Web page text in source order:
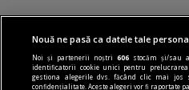
Nouă ne pasă ca datele tale
Noi și partenerii noștri606 stocăm și/sau
identificatorii cookie unici pentru
gestiona alegerile dvs. făcând clic mai
confidențialitate. Aceste alegeri vor fi raportate